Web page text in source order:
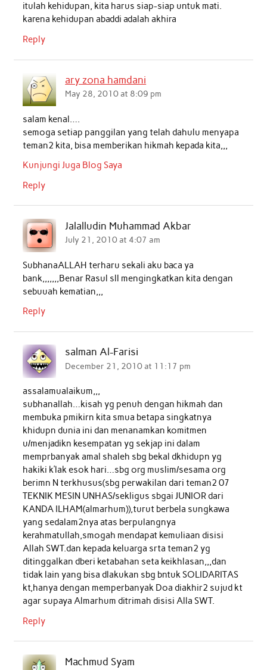
itulah kehidupan, kita harus siap-siap untuk mati.
karena kehidupan abaddi adalah akhira
Reply
ary zona hamdani
May 28, 2010 at 8:09 pm
salam kenal….
semoga setiap panggilan yang telah dahulu menyapa
teman2 kita, bisa memberikan hikmah kepada kita,,,
Kunjungi Juga Blog Saya
Reply
Jalalludin Muhammad Akbar
July 21, 2010 at 4:07 am
SubhanaALLAH terharu sekali aku baca ya
bank,,,,,,,Benar Rasul sll mengingkatkan kita dengan
sebuuah kematian,,,
Reply
salman Al-Farisi
December 21, 2010 at 11:17 pm
assalamualaikum,,,
subhanallah…kisah yg penuh dengan hikmah dan
membuka pmikirn kita smua betapa singkatnya
khidupn dunia ini dan menanamkan komitmen
u/menjadikn kesempatan yg sekjap ini dalam
memprbanyak amal shaleh sbg bekal dkhidupn yg
hakiki k’lak esok hari…sbg org muslim/sesama org
berimn N terkhusus(sbg perwakilan dari teman2 07
TEKNIK MESIN UNHAS/sekligus sbgai JUNIOR dari
KANDA ILHAM(almarhum)),turut berbela sungkawa
yang sedalam2nya atas berpulangnya
kerahmatullah,smogah mendapat kemuliaan disisi
Allah SWT.dan kepada keluarga srta teman2 yg
ditinggalkan dberi ketabahan seta keikhlasan,,,dan
tidak lain yang bisa dlakukan sbg bntuk SOLIDARITAS
kt,hanya dengan memperbanyak Doa diakhir2 sujud kt
agar supaya Almarhum ditrimah disisi Alla SWT.
Reply
Machmud Syam